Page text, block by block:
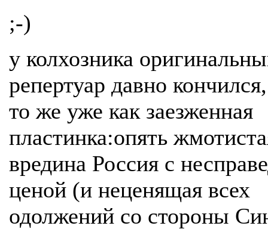
;-)
у колхозника
репертуар давно
то же уже как заезженная
пластинка:опять
вредина Россия с
ценой (и неценящая всех
одолжений со стороны